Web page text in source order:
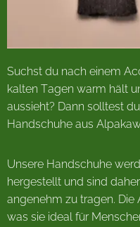
Suchst du nach einem
kalten Tagen warm hält
aussieht? Dann solltest
Handschuhe aus
Unsere Handschuhe
hergestellt und sind
angenehm zu tragen.
was sie ideal für